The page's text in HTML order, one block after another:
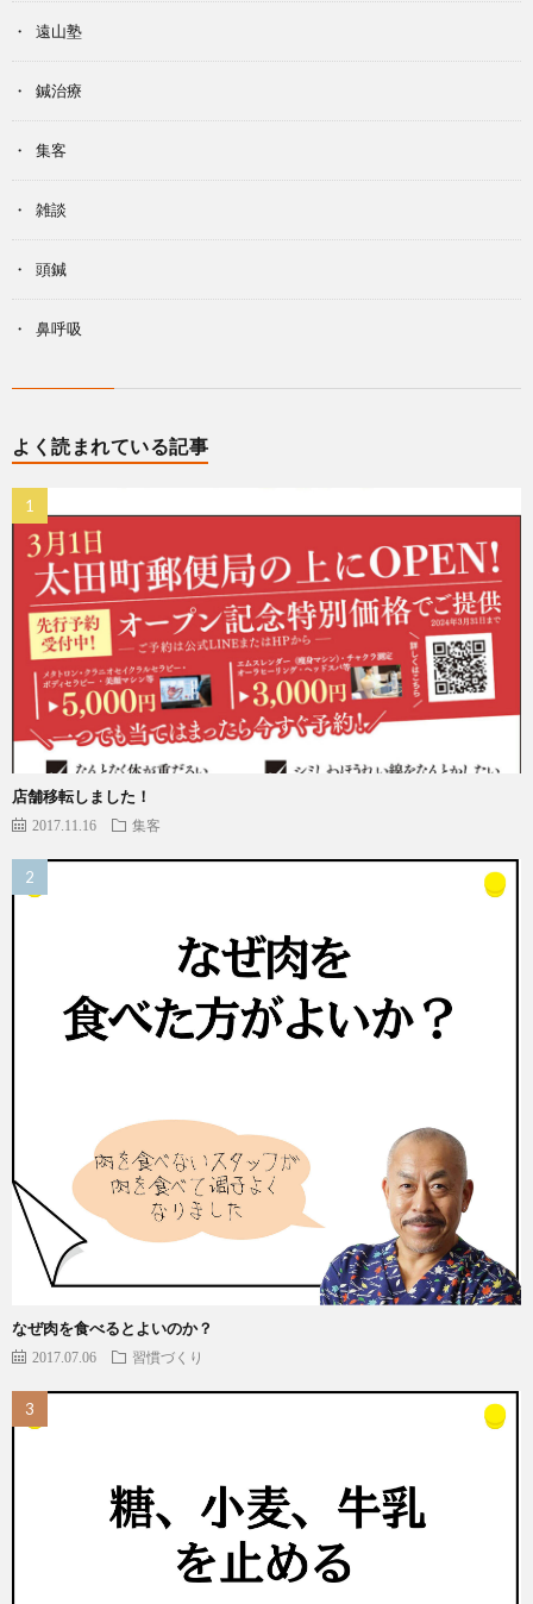
遠山塾
鍼治療
集客
雑談
頭鍼
鼻呼吸
よく読まれている記事
店舗移転しました！
2017.11.16 集客
なぜ肉を食べるとよいのか？
2017.07.06 習慣づくり